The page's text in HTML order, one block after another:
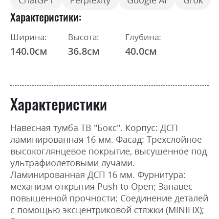
Характеристики
Ширина:
140.0см
Высота:
36.8см
Глубина:
40.0см
Характеристики
Навесная тумба ТВ "Бокс". Корпус: ДСП
ламинированная 16 мм. Фасад: Трехслойное
высокоглянцевое покрытие, высушенное под
ультрафиолетовыми лучами.
Ламинированная ДСП 16 мм. Фурнитура:
механизм открытия Push to Open; Занавес
повышенной прочности; Соединение деталей
с помощью эксцентриковой стяжки (MINIFIX);